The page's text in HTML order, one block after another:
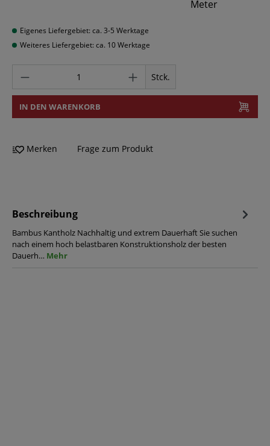
Meter
Eigenes Liefergebiet: ca. 3-5 Werktage
Weiteres Liefergebiet: ca. 10 Werktage
Stck.
IN DEN WARENKORB
Merken Frage zum Produkt
Beschreibung
Bambus Kantholz Nachhaltig und extrem Dauerhaft Sie suchen
nach einem hoch belastbaren Konstruktionsholz der besten
Dauerh… Mehr